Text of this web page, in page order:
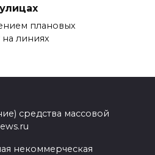
плановых
линиях
средства массовой
некоммерческая